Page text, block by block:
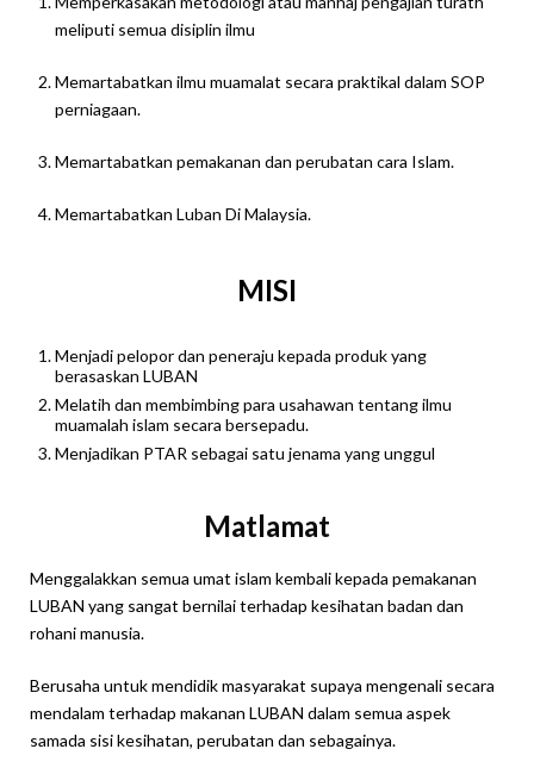
meliputi semua disiplin ilmu
Memartabatkan ilmu muamalat secara praktikal dalam SOP
perniagaan.
Memartabatkan pemakanan dan perubatan cara Islam.
Memartabatkan Luban Di Malaysia.
MISI
Menjadi pelopor dan peneraju kepada produk yang
berasaskan LUBAN
Melatih dan membimbing para usahawan tentang ilmu
muamalah islam secara bersepadu.
Menjadikan PTAR sebagai satu jenama yang unggul
Matlamat
Menggalakkan semua umat islam kembali kepada pemakanan
LUBAN yang sangat bernilai terhadap kesihatan badan dan
rohani manusia.
Berusaha untuk mendidik masyarakat supaya mengenali secara
mendalam terhadap makanan LUBAN dalam semua aspek
samada sisi kesihatan, perubatan dan sebagainya.